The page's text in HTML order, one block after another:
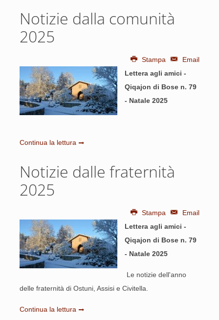
Notizie dalla comunità
2025
Stampa
Email
Lettera agli amici -
Qiqajon di Bose n. 79
- Natale 2025
Continua la lettura
Notizie dalle fraternità
2025
Stampa
Email
Lettera agli amici -
Qiqajon di Bose n. 79
- Natale 2025
Le notizie dell'anno
delle fraternità di Ostuni, Assisi e Civitella.
Continua la lettura